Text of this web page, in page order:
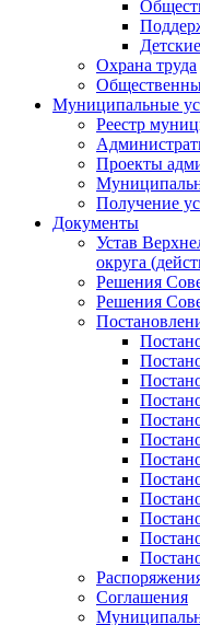
Охрана труда
Муниципальные
Реестр
Проекты
Получение
Документы
Устав
округа
Решения
Решения
Соглашения